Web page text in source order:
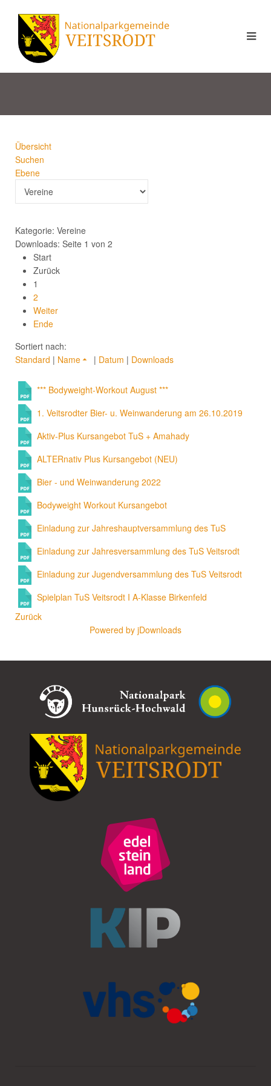
Übersicht
Suchen
Ebene
Kategorie: Vereine
Downloads: Seite 1 von 2
Start
Zurück
1
2
Weiter
Ende
Sortiert nach:
Standard | Name | Datum | Downloads
*** Bodyweight-Workout August ***
1. Veitsrodter Bier- u. Weinwanderung am 26.10.2019
Aktiv-Plus Kursangebot TuS + Amahady
ALTERnativ Plus Kursangebot (NEU)
Bier - und Weinwanderung 2022
Bodyweight Workout Kursangebot
Einladung zur Jahreshauptversammlung des TuS
Einladung zur Jahresversammlung des TuS Veitsrodt
Einladung zur Jugendversammlung des TuS Veitsrodt
Spielplan TuS Veitsrodt I A-Klasse Birkenfeld
Zurück
Powered by jDownloads